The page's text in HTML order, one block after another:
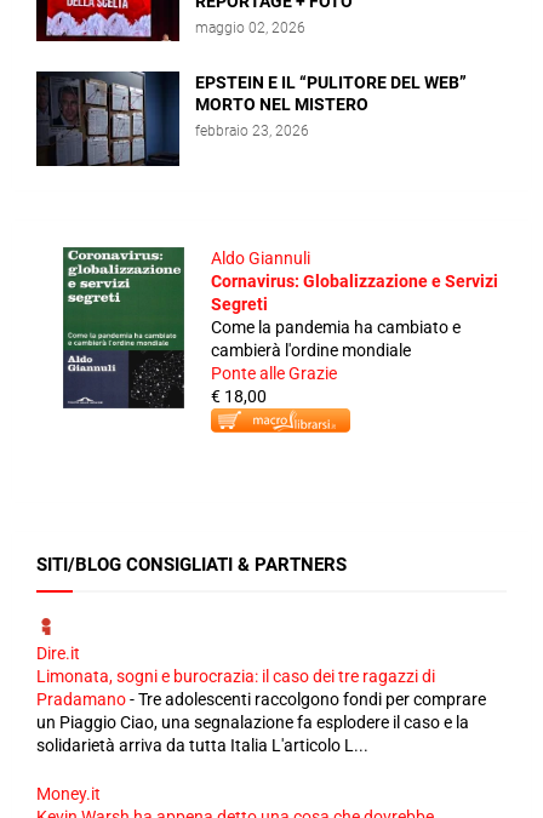
maggio 02, 2026
EPSTEIN E IL “PULITORE DEL WEB”
MORTO NEL MISTERO
febbraio 23, 2026
Aldo Giannuli
Cornavirus: Globalizzazione e Servizi
Segreti
Come la pandemia ha cambiato e
cambierà l'ordine mondiale
Ponte alle Grazie
€ 18,00
SITI/BLOG CONSIGLIATI & PARTNERS
Dire.it
Limonata, sogni e burocrazia: il caso dei tre ragazzi di
Pradamano-Tre adolescenti raccolgono fondi per comprare
un Piaggio Ciao, una segnalazione fa esplodere il caso e la
solidarietà arriva da tutta Italia L'articolo L...
Money.it